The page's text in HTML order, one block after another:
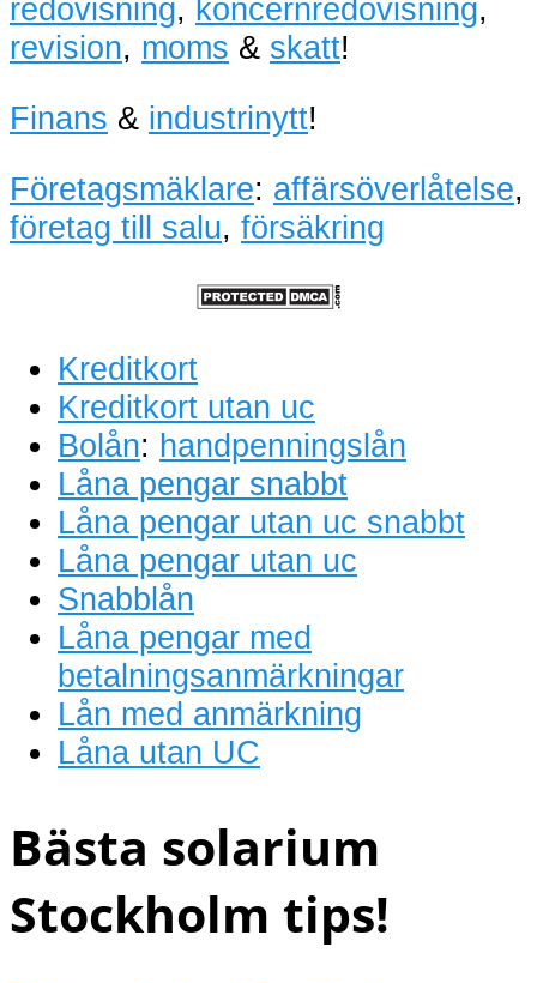
redovisning, koncernredovisning,
revision, moms & skatt!
Finans & industrinytt!
Företagsmäklare: affärsöverlåtelse,
företag till salu, försäkring
Kreditkort
Kreditkort utan uc
Bolån: handpenningslån
Låna pengar snabbt
Låna pengar utan uc snabbt
Låna pengar utan uc
Snabblån
Låna pengar med
betalningsanmärkningar
Lån med anmärkning
Låna utan UC
Bästa solarium
Stockholm tips!